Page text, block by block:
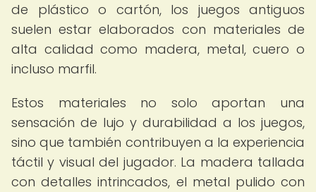
de plástico o cartón, los juegos antiguos
suelen estar elaborados con materiales de
alta calidad como madera, metal, cuero o
incluso marfil.
Estos materiales no solo aportan una
sensación de lujo y durabilidad a los juegos,
sino que también contribuyen a la experiencia
táctil y visual del jugador. La madera tallada
con detalles intrincados, el metal pulido con